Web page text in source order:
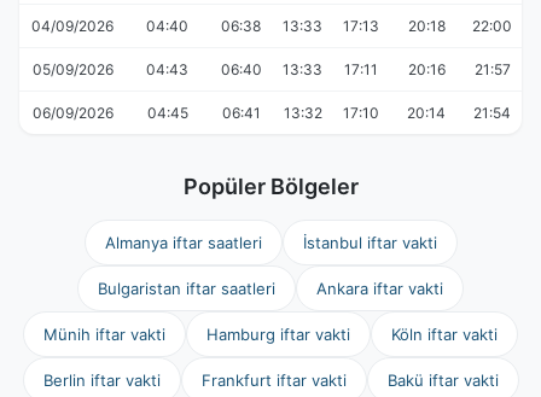
04/09/2026 04:40 06:38 13:33 17:13 20:18 22:00
05/09/2026 04:43 06:40 13:33 17:11 20:16 21:57
06/09/2026 04:45 06:41 13:32 17:10 20:14 21:54
Popüler Bölgeler
Almanya iftar saatleri İstanbul iftar vakti
Bulgaristan iftar saatleri Ankara iftar vakti
Münih iftar vakti Hamburg iftar vakti Köln iftar vakti
Berlin iftar vakti Frankfurt iftar vakti Bakü iftar vakti